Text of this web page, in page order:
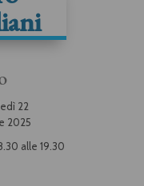
22
2025
alle 19.30